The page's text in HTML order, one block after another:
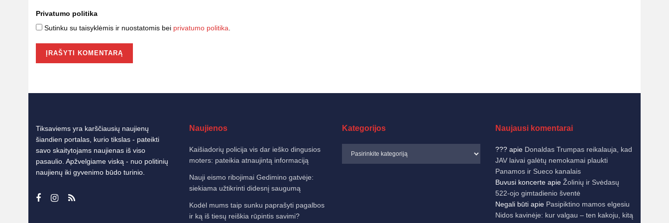
Privatumo politika
Sutinku su taisyklėmis ir nuostatomis bei privatumo politika
Tiksaviems yra karščiausių naujienų
šiandien portalas, kurio tikslas - pateikti
savo skaitytojams naujienas iš viso
pasaulio. Apžvelgiame viską - nuo politinių
naujienų iki gyvenimo būdo turinio.
Naujienos
Kaišiadorių policija vis dar ieško dingusios
moters: pateikia atnaujintą informaciją
Nauji eismo ribojimai Gedimino gatvėje:
siekiama užtikrinti didesnį saugumą
Kodėl mums taip sunku paprašyti pagalbos
ir ką iš tiesų reiškia rūpintis savimi?
Kategorijos Naujausi komentarai
???apie Donaldas Trumpas reikalauja, kad
JAV laivai galėtų nemokamai plaukti
Panamos ir Sueco kanalais
Buvusi koncerteapie Žolinių ir Svėdasų
522-ojo gimtadienio šventė
Negali būtiapie Pasipiktino mamos elgesiu
Nidos kavinėje: kur valgau – ten kakoju, kitą